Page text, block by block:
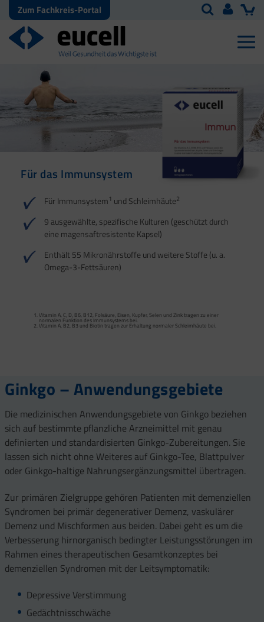
Zum Fachkreis-Portal
Für das Immunsystem
Für Immunsystem1 und Schleimhäute2
9 ausgewählte, spezifische Kulturen (geschützt durch
eine magensaftresistente Kapsel)
Enthält 55 Mikronährstoffe und weitere Stoffe (u. a.
Omega-3-Fettsäuren)
Vitamin A, C, D, B6, B12, Folsäure, Eisen, Kupfer, Selen und Zink tragen zu einer
normalen Funktion des Immunsystems bei.
Vitamin A, B2, B3 und Biotin tragen zur Erhaltung normaler Schleimhäute bei.
Für Haut, Haare und
4
Vitamin A, Beta-Carotin, Vitamine B2, B3, Biotin und Zink tragen zur Erhaltung
Für Ihre natürliche
normalen Stoffwechsel von Makronährstoffen bei.
Vitamin B2 und Biotin tragen zur Erhaltung normaler Schleimhäute (einschließlich
Darmschleimhaut) bei.
Vitamin D und Zink tragen zur normalen Funktion des Immunsystems bei.
Ginkgo – Anwendungsgebiete
Die medizinischen Anwendungsgebiete von Ginkgo beziehen
sich auf bestimmte pflanzliche Arzneimittel mit genau
definierten und standardisierten Ginkgo-Zubereitungen. Sie
lassen sich nicht ohne Weiteres auf Ginkgo-Tee, Blattpulver
oder Ginkgo-haltige Nahrungsergänzungsmittel übertragen.
Zur primären Zielgruppe gehören Patienten mit demenziellen
Syndromen bei primär degenerativer Demenz, vaskulärer
Demenz und Mischformen aus beiden. Dabei geht es um die
Verbesserung hirnorganisch bedingter Leistungsstörungen im
Rahmen eines therapeutischen Gesamtkonzeptes bei
demenziellen Syndromen mit der Leitsymptomatik:
Depressive Verstimmung
Gedächtnisschwäche